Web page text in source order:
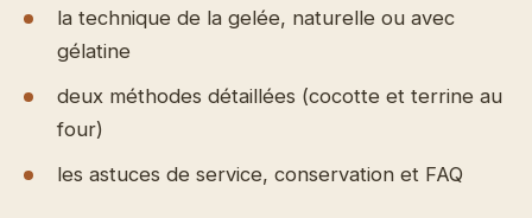
la technique de la gelée, naturelle ou avec
gélatine
deux méthodes détaillées (cocotte et terrine au
four)
les astuces de service, conservation et FAQ